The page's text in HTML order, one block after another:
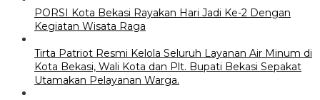
PORSI Kota Bekasi Rayakan Hari Jadi Ke-2 Dengan
Kegiatan Wisata Raga
Tirta Patriot Resmi Kelola Seluruh Layanan Air Minum di
Kota Bekasi, Wali Kota dan Plt. Bupati Bekasi Sepakat
Utamakan Pelayanan Warga.